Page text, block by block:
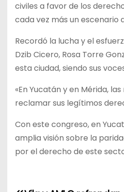
civiles a favor de los
cada vez más un
Recordó la lucha y el
Dzib Cicero, Rosa Torre
esta ciudad, siendo sus
«En Yucatán y en Mérida,
reclamar sus legítimos
Con este congreso, en
amplia visión sobre la
por el derecho de este